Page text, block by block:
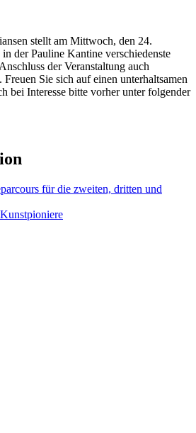
stellt am Mittwoch, den 24.
der Pauline Kantine verschiedenste
der Veranstaltung auch
Sie sich auf einen unterhaltsamen
bei Interesse bitte vorher unter folgender
für die zweiten, dritten und